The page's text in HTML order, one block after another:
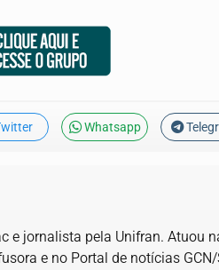
Whatsapp
e jornalista pela Unifran. Atuou
e no Portal de notícias